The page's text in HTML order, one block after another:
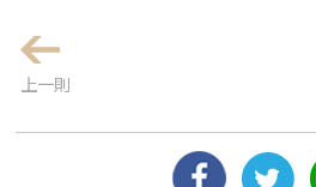
上一則